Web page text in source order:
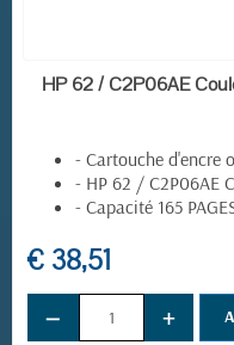
HP 62 / C2P06AE
- Cartouche d'encre
- HP 62 / C2P06AE
- Capacité 165
€ 38,51
− +